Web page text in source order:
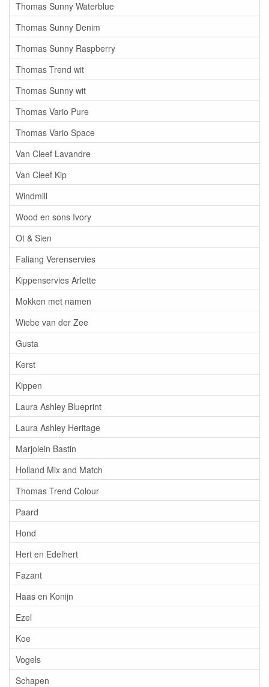
Thomas Sunny Waterblue
Thomas Sunny Denim
Thomas Sunny Raspberry
Thomas Trend wit
Thomas Sunny wit
Thomas Vario Pure
Thomas Vario Space
Van Cleef Lavandre
Van Cleef Kip
Windmill
Wood en sons Ivory
Ot & Sien
Faliang Verenservies
Kippenservies Arlette
Mokken met namen
Wiebe van der Zee
Gusta
Kerst
Kippen
Laura Ashley Blueprint
Laura Ashley Heritage
Marjolein Bastin
Holland Mix and Match
Thomas Trend Colour
Paard
Hond
Hert en Edelhert
Fazant
Haas en Konijn
Ezel
Koe
Vogels
Schapen